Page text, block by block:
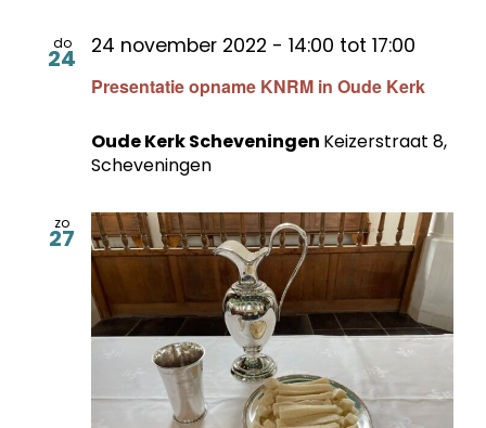
do
24
Presentatie opname KNRM in Oude Kerk
24 november 2022 - 14:00 tot 17:00
Oude Kerk Scheveningen Keizerstraat 8,
Scheveningen
zo
27